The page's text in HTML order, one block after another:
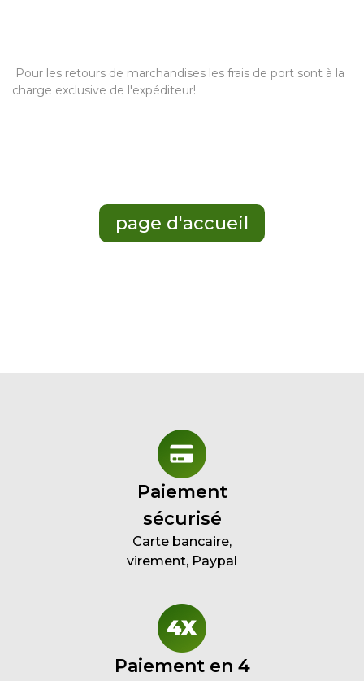
Pour les retours de marchandises les frais de port sont à la
charge exclusive de l'expéditeur!
Paiement
sécurisé
Carte bancaire,
virement, Paypal
Paiement en 4